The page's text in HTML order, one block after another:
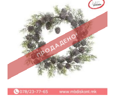
ПРОДАДЕНО!